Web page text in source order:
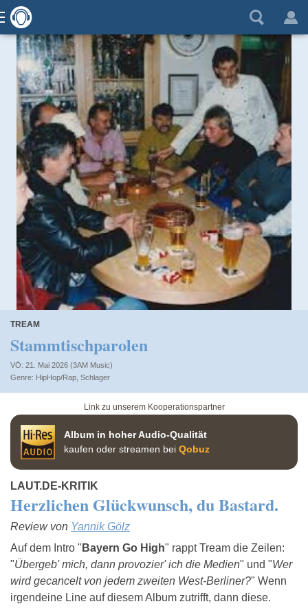
TREAM
Stammtischparolen
VÖ: 21. Mai 2026 (3AM Music)
HipHop/Rap Schlager
Link zu unserem Kooperationspartner
Album in hoher Audio-Qualität
kaufen oder streamen bei Qobuz
LAUT.DE-KRITIK
Herzlichen Glückwunsch, du Bastard.
Review von Yannik Gölz
Auf dem Intro " Bayern Go High" rappt Tream die Zeilen:
"Übergeb' mich, dann provozier' ich die Medien" und "Wer
wird gecancelt von jedem zweiten West-Berliner?" Wenn
irgendeine Line auf diesem Album zutrifft, dann diese.